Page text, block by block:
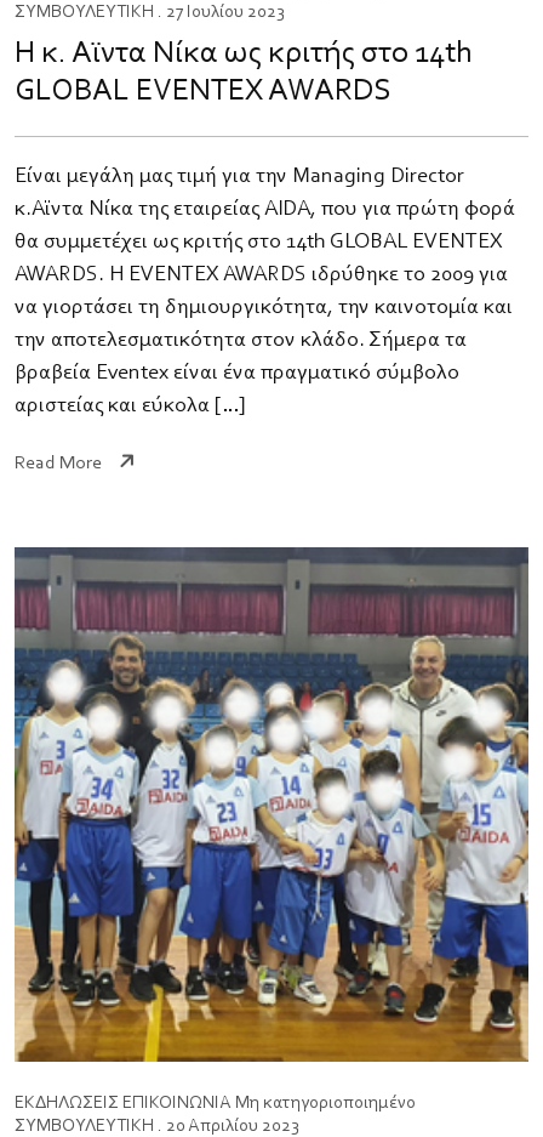
ΣΥΜΒΟΥΛΕΥΤΙΚΗ . 27 Ιουλίου 2023
Η κ. Αϊντα Νίκα ως κριτής στο 14th
GLOBAL EVENTEX AWARDS
Είναι μεγάλη μας τιμή για την Managing Director
κ.Αϊντα Νίκα της εταιρείας AIDA, που για πρώτη φορά
θα συμμετέχει ως κριτής στο 14th GLOBAL EVENTEX
AWARDS. Η EVENTEX AWARDS ιδρύθηκε το 2009 για
να γιορτάσει τη δημιουργικότητα, την καινοτομία και
την αποτελεσματικότητα στον κλάδο. Σήμερα τα
βραβεία Eventex είναι ένα πραγματικό σύμβολο
αριστείας και εύκολα […]
Read More
ΕΚΔΗΛΩΣΕΙΣ ΕΠΙΚΟΙΝΩΝΙΑ Μη κατηγοριοποιημένο
ΣΥΜΒΟΥΛΕΥΤΙΚΗ . 20 Απριλίου 2023